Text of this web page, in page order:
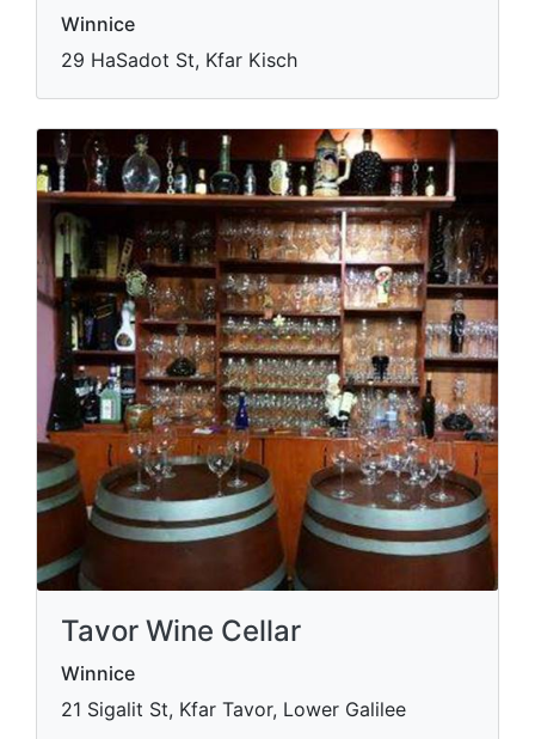
Winnice
29 HaSadot St, Kfar Kisch
Tavor Wine Cellar
Winnice
21 Sigalit St, Kfar Tavor, Lower Galilee